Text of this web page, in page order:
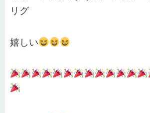
リグ
嬉しい